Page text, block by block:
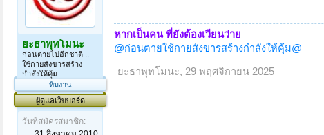
ยะธาพุทโมนะ
ก่อนตายไปอีกชาติ ..
ใช้กายสังขารสร้าง
กำลังให้คุ้ม
ทีมงาน
ผู้ดูแลเว็บบอร์ด
วันที่สมัครสมาชิก:
หากเป็นคน ที่ยังต้องเวียนว่าย
@ก่อนตายใช้กายสังขารสร้างกำลังให้คุ้ม@
ยะธาพุทโมนะ, 29 พฤศจิกายน 2025